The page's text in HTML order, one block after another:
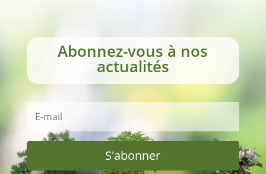
Abonnez-vous à nos
actualités
S'abonner